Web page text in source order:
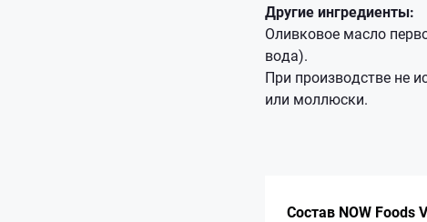
Другие ингредиенты:
Оливковое масло
вода).
При производстве не
или моллюски.
Состав NOW Foods